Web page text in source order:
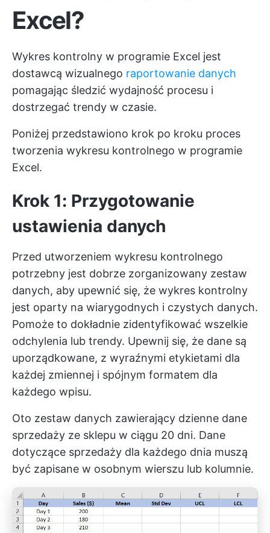
Excel?
Wykres kontrolny w programie Excel jest
dostawcą wizualnego raportowanie danych
pomagając śledzić wydajność procesu i
dostrzegać trendy w czasie.
Poniżej przedstawiono krok po kroku proces
tworzenia wykresu kontrolnego w programie
Excel.
Krok 1: Przygotowanie
ustawienia danych
Przed utworzeniem wykresu kontrolnego
potrzebny jest dobrze zorganizowany zestaw
danych, aby upewnić się, że wykres kontrolny
jest oparty na wiarygodnych i czystych danych.
Pomoże to dokładnie zidentyfikować wszelkie
odchylenia lub trendy. Upewnij się, że dane są
uporządkowane, z wyraźnymi etykietami dla
każdej zmiennej i spójnym formatem dla
każdego wpisu.
Oto zestaw danych zawierający dzienne dane
sprzedaży ze sklepu w ciągu 20 dni. Dane
dotyczące sprzedaży dla każdego dnia muszą
być zapisane w osobnym wierszu lub kolumnie.